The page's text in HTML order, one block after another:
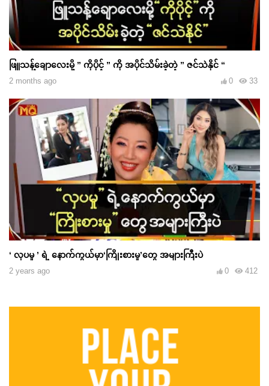
ဖြူသန့်ချောလေးမို့ ” ကိုပိုင့် ” ကို အပိုင်သိမ်းခဲ့တဲ့ ” ဇင်သဲနိုင် “
2 months ago 33
0
‘ လှပမှု ’ ရဲ့ နောက်ကွယ်မှာ‘ကြိုးစားမှု’တွေ အများကြီးပဲ
2 years ago 412
0